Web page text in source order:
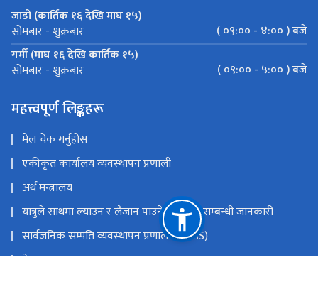
जाडो (कार्तिक १६ देखि माघ १५)
सोमबार - शुक्रबार
( ०९:०० - ४:०० ) बजे
गर्मी (माघ १६ देखि कार्तिक १५)
सोमबार - शुक्रबार ( ०९:०० - ५:०० ) बजे
महत्त्वपूर्ण लिङ्कहरू
मेल चेक गर्नुहोस
एकीकृत कार्यालय व्यवस्थापन प्रणाली
अर्थ मन्त्रालय
यात्रुले साथमा ल्याउन र लैजान पाउने मालवस्तु सम्बन्धी जानकारी
सार्वजनिक सम्पति व्यवस्थापन प्रणाली (PAMS)
नेपाल राजपत्र